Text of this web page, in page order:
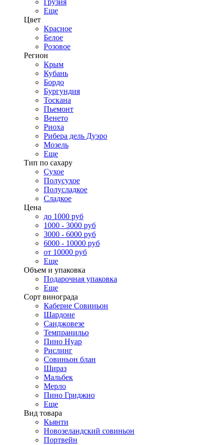
Грузия
Еще
Цвет
Красное
Белое
Розовое
Регион
Крым
Кубань
Бордо
Бургундия
Тоскана
Пьемонт
Венето
Риоха
Рибера дель Дуэро
Мозель
Еще
Тип по сахару
Сухое
Полусухое
Полусладкое
Сладкое
Цена
до 1000 руб
1000 - 3000 руб
3000 - 6000 руб
6000 - 10000 руб
от 10000 руб
Еще
Объем и упаковка
Подарочная упаковка
Еще
Сорт винограда
Каберне Совиньон
Шардоне
Санджовезе
Темпранильо
Пино Нуар
Рислинг
Совиньон блан
Шираз
Мальбек
Мерло
Пино Гриджио
Еще
Вид товара
Кьянти
Новозеландский совиньон
Портвейн